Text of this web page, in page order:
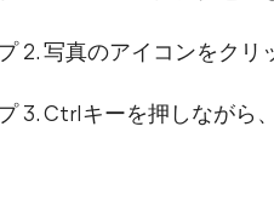
2. 写真のアイコンをクリ
3. Ctrlキーを押しながら